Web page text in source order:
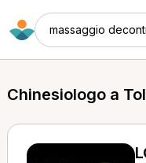
massaggio
Chinesiologo a